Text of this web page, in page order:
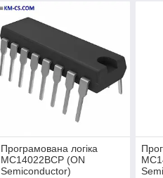
Програмована логіка
MC14022BCP (ON
Semiconductor)